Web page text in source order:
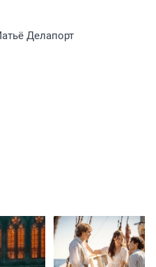
Делапорт